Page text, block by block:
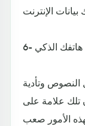
هاتفك الذكي
النصوص وتأدية
تلك علامة على
الأمور صعب